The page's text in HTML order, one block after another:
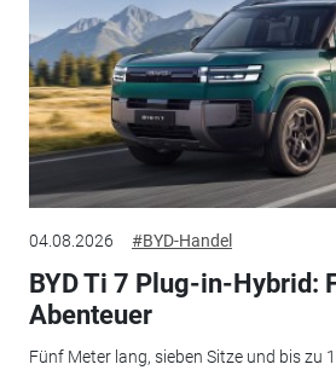
04.08.2026 #BYD-Handel
BYD Ti 7 Plug-in-Hybrid:
Abenteuer
Fünf Meter lang, sieben Sitze und bis zu